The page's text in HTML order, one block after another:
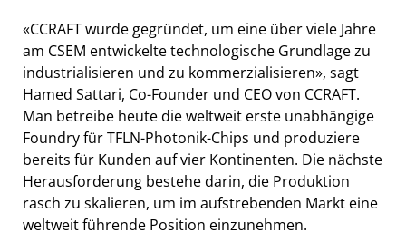
«CCRAFT wurde gegründet, um eine über viele Jahre
am CSEM entwickelte technologische Grundlage zu
industrialisieren und zu kommerzialisieren», sagt
Hamed Sattari, Co-Founder und CEO von CCRAFT.
Man betreibe heute die weltweit erste unabhängige
Foundry für TFLN-Photonik-Chips und produziere
bereits für Kunden auf vier Kontinenten. Die nächste
Herausforderung bestehe darin, die Produktion
rasch zu skalieren, um im aufstrebenden Markt eine
weltweit führende Position einzunehmen.